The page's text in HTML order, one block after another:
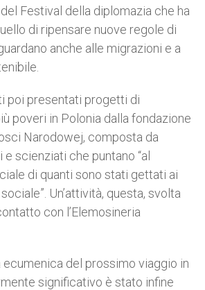
Festival della diplomazia che ha
di ripensare nuove regole di
anche alle migrazioni e a
poi presentati progetti di
poveri in Polonia dalla fondazione
Narodowej, composta da
scienziati che puntano “al
di quanti sono stati gettati ai
Un’attività, questa, svolta
con l’Elemosineria
del prossimo viaggio in
significativo è stato infine